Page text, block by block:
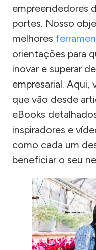
empreendedores
portes. Nosso
melhores
orientações para
inovar e superar
empresarial. Aqui,
que vão desde
eBooks
inspiradores e
como cada um
beneficiar o seu